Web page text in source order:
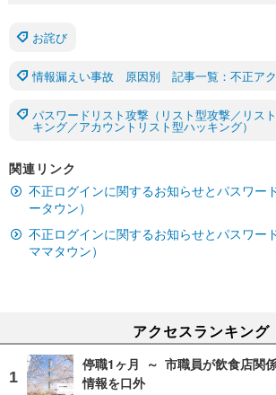
お詫び
情報漏えい事故 原因別 記事一覧：不正ア
パスワードリスト攻撃（リスト型攻撃／リス
キング／アカウントリスト型ハッキング）
関連リンク
不正ログインに関するお知らせとパスワー
ータウン）
不正ログインに関するお知らせとパスワー
ママタウン）
アクセスランキング
停職1ヶ月 ～ 市職員が飲食店関
情報を口外